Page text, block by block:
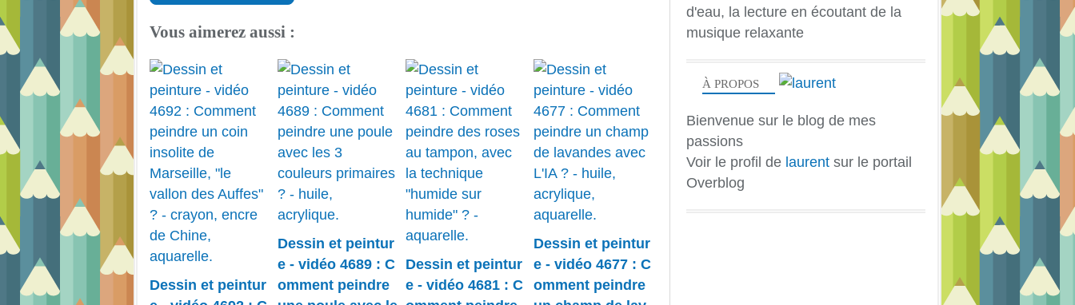
Vous aimerez aussi :
Dessin et peintur
Dessin et peintur
e - vidéo 4689 : C
omment peindre
Dessin et peintur
e - vidéo 4681 : C
Dessin et peintur
e - vidéo 4677 : C
omment peindre
d'eau, la lecture en écoutant de la
musique relaxante
À PROPOS
Bienvenue sur le blog de mes
passions
Voir le profil de laurent sur le portail
Overblog